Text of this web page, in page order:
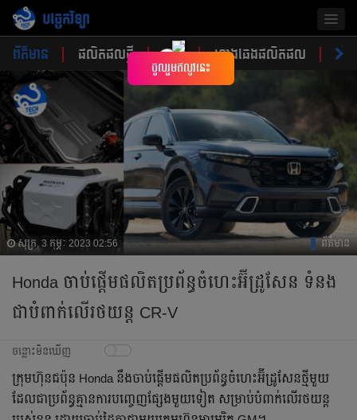
បច្ចេកវិទ្យា
ព័ត៌មាន ផលិតផលថ្មី គន្លឹះ ហាងឆេងផលិតផល ចំណ
សុក្រ, 3 កុម្ភៈ 2023 02:56 ព័ត៌មាន
Honda ចាប់ផ្តើម​ផលិតប្រព័ន្ធចំហេះ​អ៊ីដ្រូសែន​​ ទំនង​
ជាបំពាក់​​លើ​រថយន្ត CR-V
ចន្លោះមិនឃើញ
ក្រុមហ៊ុន​ជប៉ុន Honda នឹង​ចាប់ផ្តើម​ផលិត​ប្រព័ន្ធចំហេះ​អ៊ីដ្រូសែនថ្មីមួយ​
ដែលជាប្រព័ន្ធគ្មានការបញ្ចេញផ្សែងមួយទៀត សម្រាប់​បំពាក់​លើ​រថយន្ត​
×
ចូលរួមឥលូវនេះ